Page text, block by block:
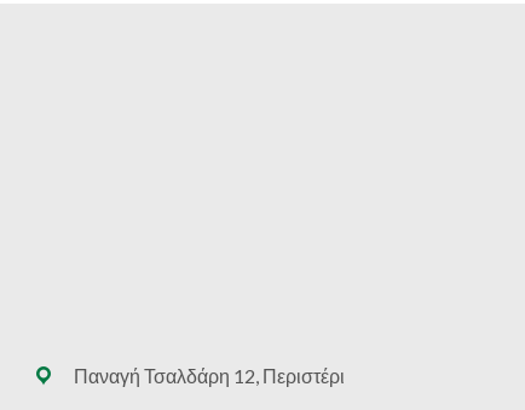
Παναγή Τσαλδάρη 12, Περιστέρι